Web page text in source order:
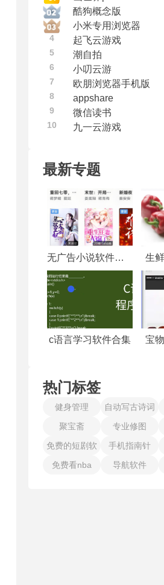
酷狗概念版
小米专用浏览器
4
起飞云游戏
5
潮自拍
6
小叨云游
7
欧朋浏览器手机版
8
appshare
9
微信读书
10
九一云游戏
最新专题
无广告小说软件推荐 生
c语言学习软件合集 宝
热门标签
健身管理 自动写古诗词
聚宝斋
专业修图
免费的短剧软
件
手机指南针
免费看nba
导航软件